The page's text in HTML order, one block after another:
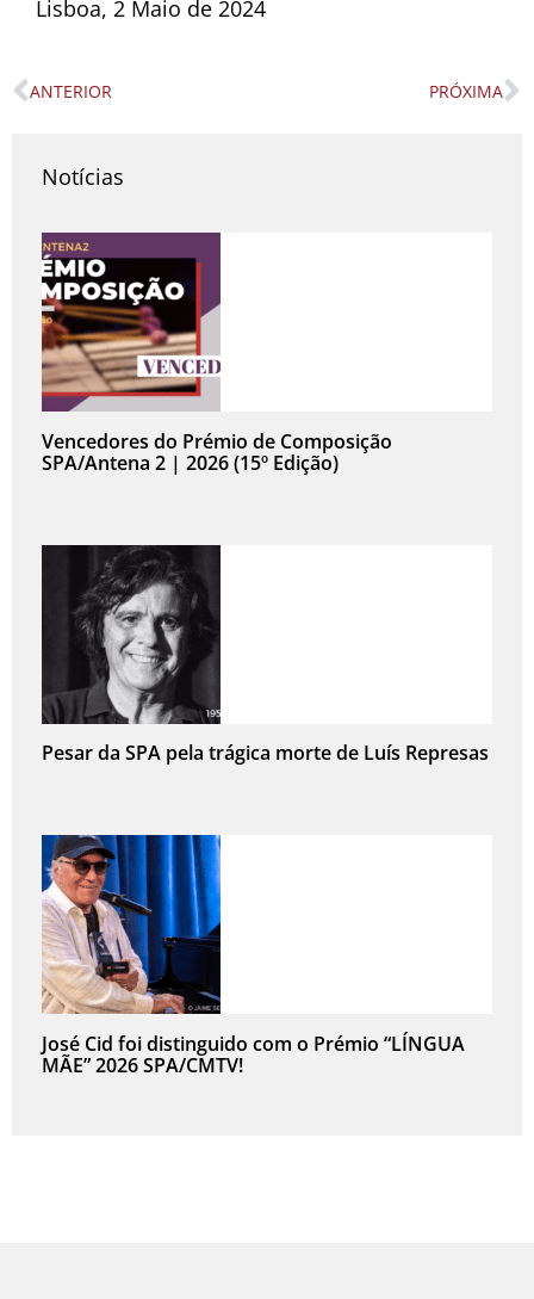
Lisboa, 2 Maio de 2024
Prev
ANTERIOR PRÓXIMA
Notícias
Vencedores do Prémio de Composição
SPA/Antena 2 | 2026 (15º Edição)
Pesar da SPA pela trágica morte de Luís Represas
José Cid foi distinguido com o Prémio “LÍNGUA
MÃE” 2026 SPA/CMTV!